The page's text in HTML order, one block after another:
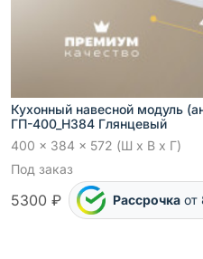
Кухонный навесной модуль
ГП-400_Н384 Глянцевый
400 x 384 x 572 (Ш x В x Г)
Под заказ
5300 ₽ Рассрочка от